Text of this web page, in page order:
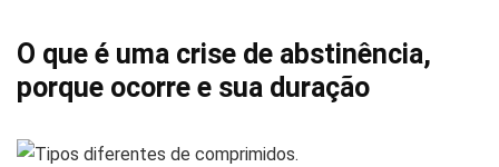
O que é uma crise de abstinência,
porque ocorre e sua duração